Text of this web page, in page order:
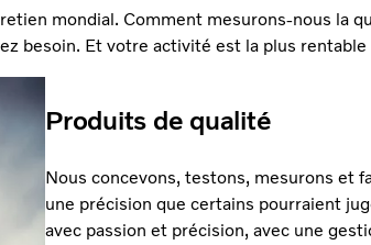
mondial. Comment mesurons-nous la
besoin. Et votre activité est la plus rentable
Produits de qualité
Nous concevons, testons, mesurons et
une précision que certains pourraient
avec passion et précision, avec une